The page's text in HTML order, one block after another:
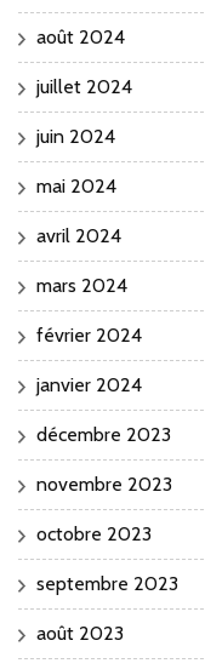
août 2024
juillet 2024
juin 2024
mai 2024
avril 2024
mars 2024
février 2024
janvier 2024
décembre 2023
novembre 2023
octobre 2023
septembre 2023
août 2023